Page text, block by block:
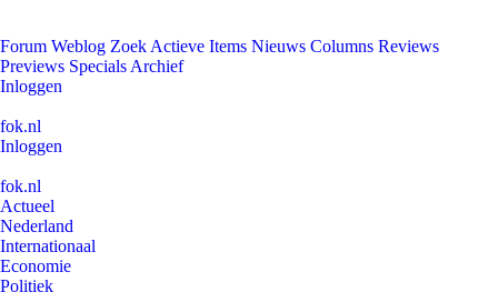
Forum Weblog Zoek Actieve Items Nieuws Columns Reviews
Previews Specials Archief
Inloggen
fok.nl
Inloggen
fok.nl
Actueel
Nederland
Internationaal
Economie
Politiek